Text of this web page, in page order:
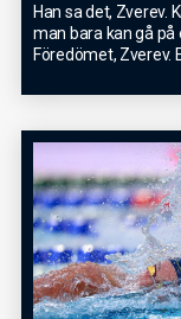
Han sa det, Zverev.
man bara kan gå på
Föredömet, Zverev.